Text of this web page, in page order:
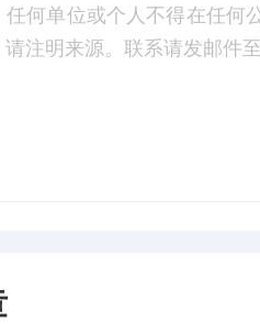
何单位或个人不得在任何
注明来源。联系请发邮件